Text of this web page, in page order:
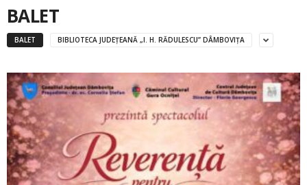
BALET
BALET BIBLIOTECA JUDEŢEANĂ „I. H. RĂDULESCU” DÂMBOVIŢA